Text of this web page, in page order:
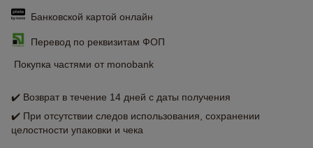
Банковской картой онлайн
Перевод по реквизитам ФОП
Покупка частями от monobank
✔️ Возврат в течение 14 дней с даты получения
✔️ При отсутствии следов использования, сохранении
целостности упаковки и чека